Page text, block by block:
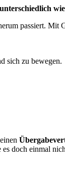
passiert.
sich zu bewegen.
doch einmal